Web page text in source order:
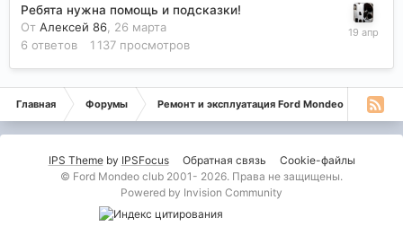
Ребята нужна помощь и подсказки!
От Алексей 86 26 марта
6 ответов 1 137 просмотров
Главная Форумы Ремонт и эксплуатация Ford Mondeo
IPS Themeby IPSFocus Обратная связь
Cookie-файлы
© Ford Mondeo club 2001- 2026. Права не защищены.
Powered by Invision Community